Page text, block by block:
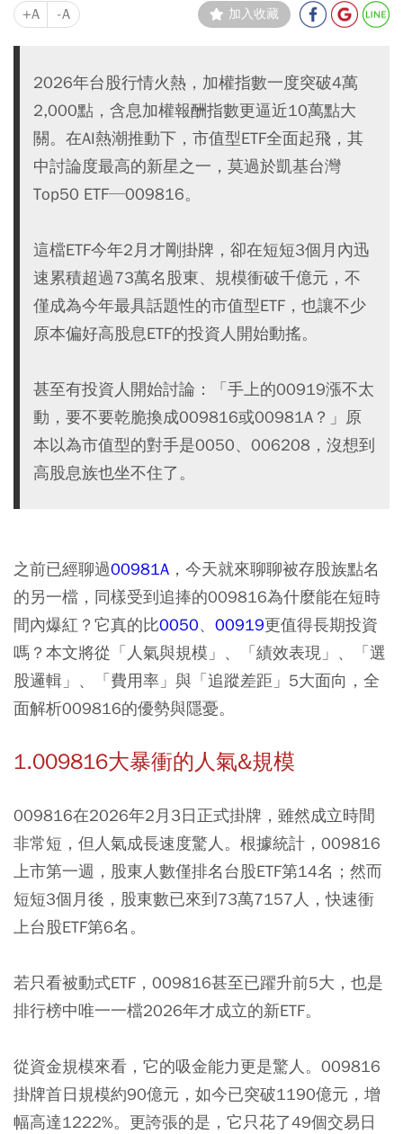
+A -A 加入收藏
2026年台股行情火熱，加權指數一度突破4萬
2,000點，含息加權報酬指數更逼近10萬點大
關。在AI熱潮推動下，市值型ETF全面起飛，其
中討論度最高的新星之一，莫過於凱基台灣
Top50 ETF─009816。
這檔ETF今年2月才剛掛牌，卻在短短3個月內迅
速累積超過73萬名股東、規模衝破千億元，不
僅成為今年最具話題性的市值型ETF，也讓不少
原本偏好高股息ETF的投資人開始動搖。
甚至有投資人開始討論：「手上的00919漲不太
動，要不要乾脆換成009816或00981A？」原
本以為市值型的對手是0050、006208，沒想到
高股息族也坐不住了。
之前已經聊過00981A ，今天就來聊聊被存股族點名
的另一檔，同樣受到追捧的009816為什麼能在短時
間內爆紅？它真的比0050、 00919更值得長期投資
嗎？本文將從「人氣與規模」、「績效表現」、「選
股邏輯」、「費用率」與「追蹤差距」5大面向，全
面解析009816的優勢與隱憂。
1.009816大暴衝的人氣&規模
009816在2026年2月3日正式掛牌，雖然成立時間
非常短，但人氣成長速度驚人。根據統計，009816
上市第一週，股東人數僅排名台股ETF第14名；然而
短短3個月後，股東數已來到73萬7157人，快速衝
上台股ETF第6名。
若只看被動式ETF，009816甚至已躍升前5大，也是
排行榜中唯一一檔2026年才成立的新ETF。
從資金規模來看，它的吸金能力更是驚人。009816
掛牌首日規模約90億元，如今已突破1190億元，增
幅高達1222%。更誇張的是，它只花了49個交易日